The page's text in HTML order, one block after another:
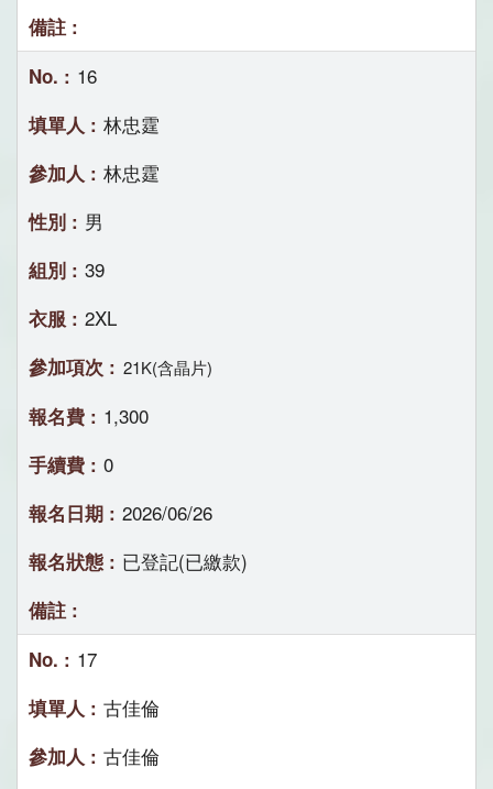
16
林忠霆
林忠霆
男
39
2XL
21K(含晶片)
1,300
0
2026/06/26
已登記(已繳款)
17
古佳倫
古佳倫